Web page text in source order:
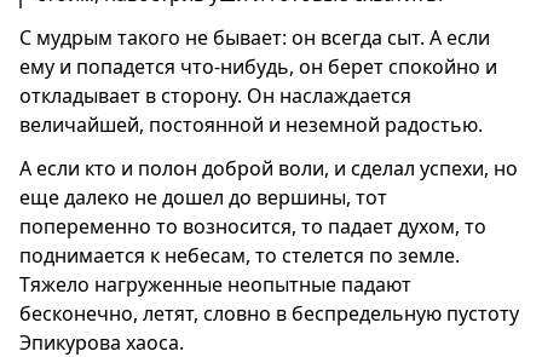
С мудрым такого не бывает: он всегда сыт. А если
ему и попадется что-нибудь, он берет спокойно и
откладывает в сторону. Он наслаждается
величайшей, постоянной и неземной радостью.
А если кто и полон доброй воли, и сделал успехи, но
еще далеко не дошел до вершины, тот
попеременно то возносится, то падает духом, то
поднимается к небесам, то стелется по земле.
Тяжело нагруженные неопытные падают
бесконечно, летят, словно в беспредельную пустоту
Эпикурова хаоса.